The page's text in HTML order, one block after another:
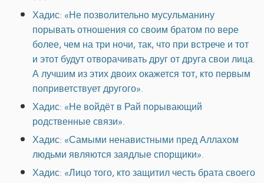
Хадис: «Не позволительно мусульманину
порывать отношения со своим братом по вере
более, чем на три ночи, так, что при встрече и тот
и этот будут отворачивать друг от друга свои лица.
А лучшим из этих двоих окажется тот, кто первым
поприветствует другого».
Хадис: «Не войдёт в Рай порывающий
родственные связи».
Хадис: «Самыми ненавистными пред Аллахом
людьми являются заядлые спорщики».
Хадис: «Лицо того, кто защитил честь брата своего